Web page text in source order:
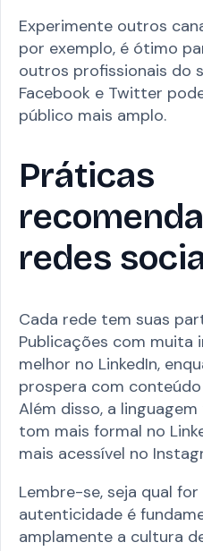
Experimente outros
por exemplo, é ótimo
outros profissionais do
Facebook e Twitter
público mais amplo.
Práticas
redes
Cada rede tem suas
Publicações com muita
melhor no LinkedIn,
prospera com
Além disso, a
tom mais formal no
mais acessível no
Lembre-se, seja qual
autenticidade é
amplamente a cultura